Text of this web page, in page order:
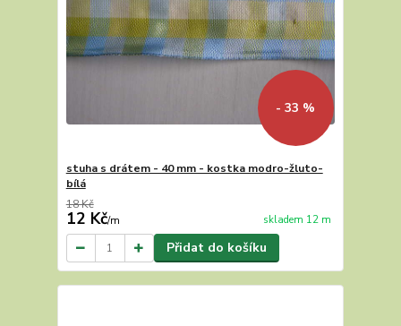
- 33 %
stuha s drátem - 40 mm - kostka modro-žluto-
bílá
18 Kč
12 Kč/m skladem 12 m
Přidat do košíku